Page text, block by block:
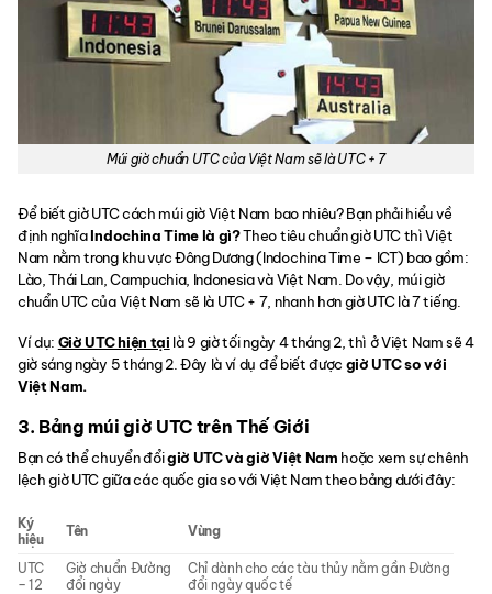
Múi giờ chuẩn UTC của Việt Nam sẽ là UTC + 7
Để biết giờ UTC cách múi giờ Việt Nam bao nhiêu? Bạn phải hiểu về
định nghĩaIndochina Time là gì?Theo tiêu chuẩn giờ UTC thì Việt
Nam nằm trong khu vực Đông Dương (Indochina Time – ICT) bao gồm:
Lào, Thái Lan, Campuchia, Indonesia và Việt Nam. Do vậy, múi giờ
chuẩn UTC của Việt Nam sẽ là UTC + 7, nhanh hơn giờ UTC là 7 tiếng.
Ví dụ: Giờ UTC hiện tại là 9 giờ tối ngày 4 tháng 2, thì ở Việt Nam sẽ 4
giờ sáng ngày 5 tháng 2. Đây là ví dụ để biết được giờ UTC so với
Việt Nam.
3. Bảng múi giờ UTC trên Thế Giới
Bạn có thể chuyển đổigiờ UTC và giờ Việt Nam hoặc xem sự chênh
lệch giờ UTC giữa các quốc gia so với Việt Nam theo bảng dưới đây:
Ký
hiệu
Tên Vùng
UTC
– 12
Giờ chuẩn Đường
đổi ngày
Chỉ dành cho các tàu thủy nằm gần Đường
đổi ngày quốc tế